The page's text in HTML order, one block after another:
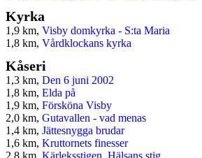
Kyrka
1,9 km, Visby domkyrka - S:ta Maria
1,8 km, Vårdklockans kyrka
Kåseri
1,3 km, Den 6 juni 2002
1,8 km, Elda på
1,9 km, Försköna Visby
2,0 km, Gutavallen - vad menas
1,4 km, Jättesnygga brudar
1,6 km, Kruttornets finesser
2,8 km, Kärleksstigen, Hälsans stig